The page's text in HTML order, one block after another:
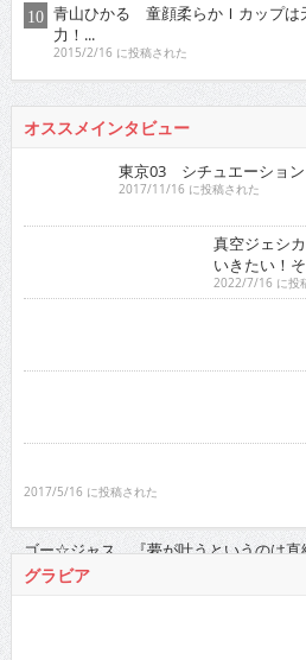
青山ひかる 童顔柔らかＩカップは
力！...
2015/2/16 に投稿された
オススメインタビュー
東京03 シチュエーション
2017/11/16 に投稿された
真空ジェシカ 『死ぬまで
2022/7/16 に投稿された
ロザン ク
芸人として
2009/12/16 に投
グラビア